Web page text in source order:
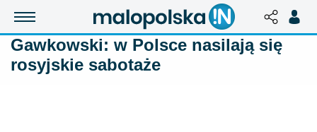
Gawkowski: w Polsce nasilają się
rosyjskie sabotaże